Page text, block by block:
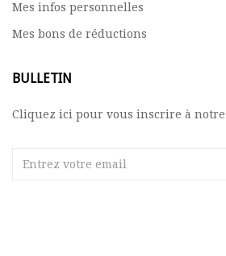
Mes infos personnelles
Mes bons de réductions
BULLETIN
Cliquez ici pour vous inscrire à